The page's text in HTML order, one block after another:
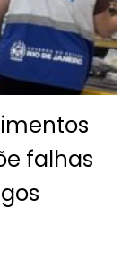
falhas